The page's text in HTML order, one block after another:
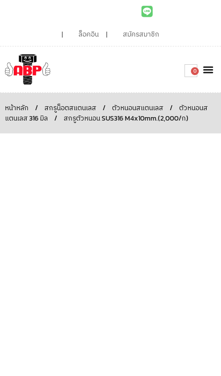
ล็อคอิน สมัครสมาชิก
0
หน้าหลัก / สกรูน็อตสแตนเลส / ตัวหนอนสแตนเลส /
ตัวหนอนส
แตนเลส 316 มิล
/ สกรูตัวหนอน SUS316 M4x10mm.(2,000/ก)